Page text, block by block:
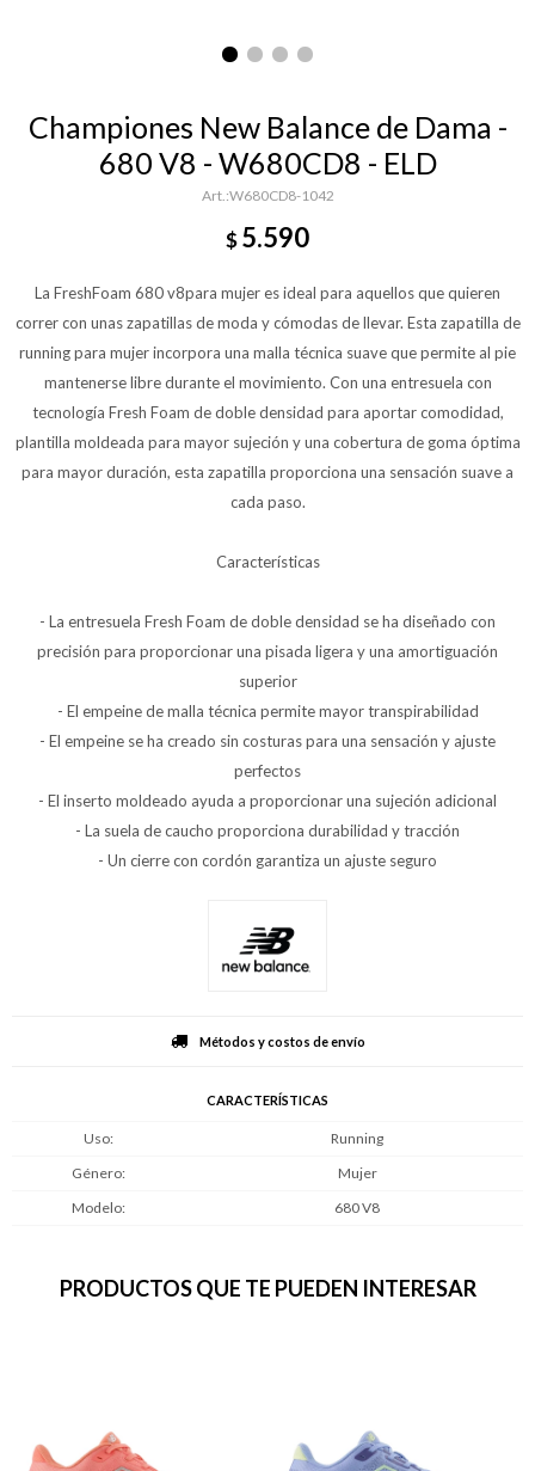
Championes New Balance de Dama -
680 V8 - W680CD8 - ELD
W680CD8-1042
$5.590
La FreshFoam 680 v8para mujer es ideal para aquellos que quieren
correr con unas zapatillas de moda y cómodas de llevar. Esta zapatilla de
running para mujer incorpora una malla técnica suave que permite al pie
mantenerse libre durante el movimiento. Con una entresuela con
tecnología Fresh Foam de doble densidad para aportar comodidad,
plantilla moldeada para mayor sujeción y una cobertura de goma óptima
para mayor duración, esta zapatilla proporciona una sensación suave a
cada paso.
Características
- La entresuela Fresh Foam de doble densidad se ha diseñado con
precisión para proporcionar una pisada ligera y una amortiguación
superior
- El empeine de malla técnica permite mayor transpirabilidad
- El empeine se ha creado sin costuras para una sensación y ajuste
perfectos
- El inserto moldeado ayuda a proporcionar una sujeción adicional
- La suela de caucho proporciona durabilidad y tracción
- Un cierre con cordón garantiza un ajuste seguro
Métodos y costos de envío
CARACTERÍSTICAS
Uso
Running
Género
Mujer
Modelo
680 V8
PRODUCTOS QUE TE PUEDEN INTERESAR